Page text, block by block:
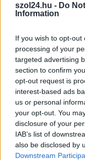
szol24.hu - Do
Information
If you wish to opt-
processing of your
targeted advertising
section to confirm
opt-out request is
interest-based ads
us or personal
your opt-out. You
disclosure of your
IAB’s list of
also be disclosed by
Downstream
A SZOL24
Hétfőn kezdik,
fennakadásokra és
egyik Jász-Nagykun-
Visszaszámlálás
Már magasabb
büntetőügyében,
ez csak az egyik
Problémák egész
több otthoni kútból